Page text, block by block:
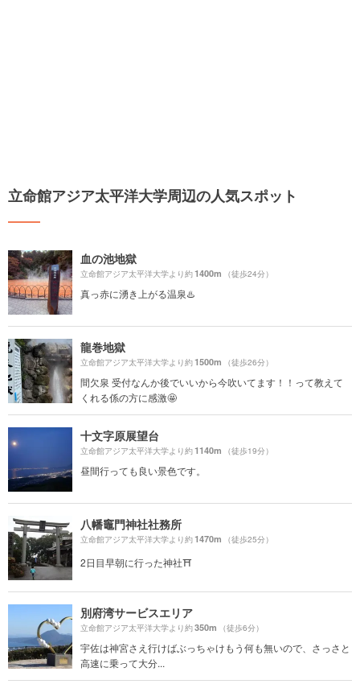
立命館アジア太平洋大学周辺の人気スポット
血の池地獄
立命館アジア太平洋大学より約1400m （徒歩24分）
真っ赤に湧き上がる温泉♨️
龍巻地獄
立命館アジア太平洋大学より約1500m （徒歩26分）
間欠泉 受付なんか後でいいから今吹いてます！！って教えて
くれる係の方に感激🤩
十文字原展望台
立命館アジア太平洋大学より約1140m （徒歩19分）
昼間行っても良い景色です。
八幡竈門神社社務所
立命館アジア太平洋大学より約1470m （徒歩25分）
2日目早朝に行った神社⛩️
別府湾サービスエリア
立命館アジア太平洋大学より約350m （徒歩6分）
宇佐は神宮さえ行けばぶっちゃけもう何も無いので、さっさと
高速に乗って大分...